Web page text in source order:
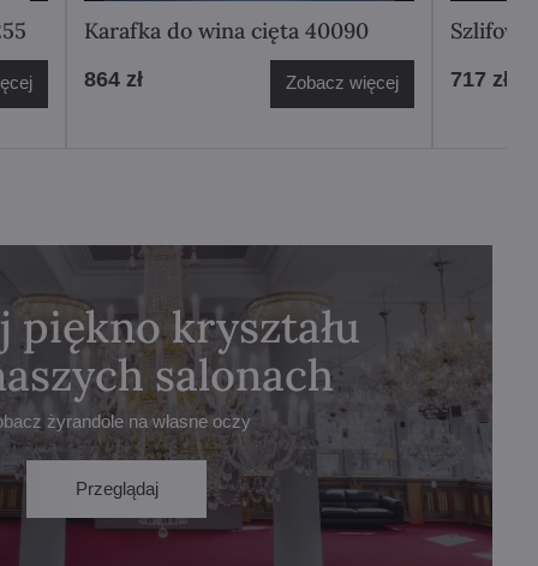
Karafka do wina cięta 40090
864 zł Zobacz więcej 717 zł
piękno kryształu
salonach
żyrandole na własne oczy
Przeglądaj